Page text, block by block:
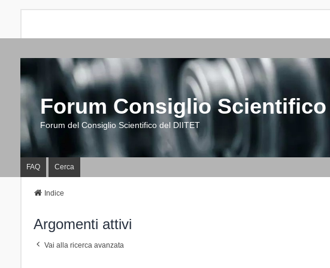
Forum Consiglio Scientifico
Forum del Consiglio Scientifico del DIITET
FAQ Cerca
Indice
Argomenti attivi
Vai alla ricerca avanzata